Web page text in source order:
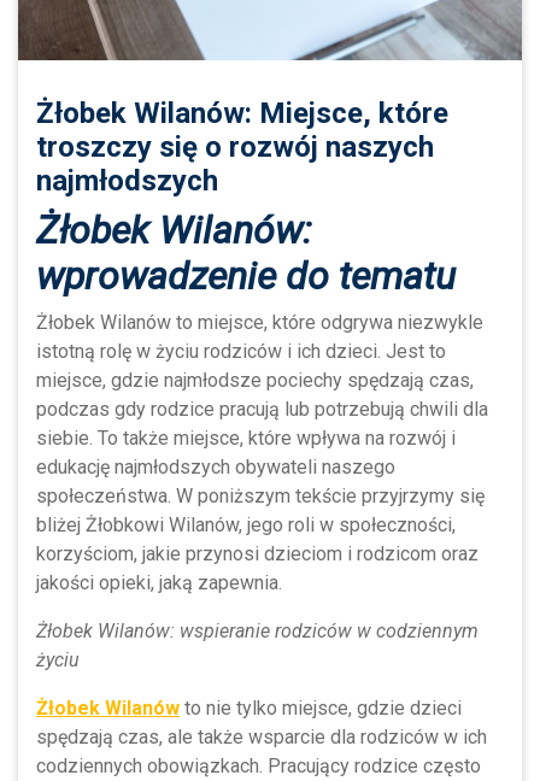
Żłobek Wilanów: Miejsce, które
troszczy się o rozwój naszych
najmłodszych
Żłobek Wilanów:
wprowadzenie do tematu
Żłobek Wilanów to miejsce, które odgrywa niezwykle
istotną rolę w życiu rodziców i ich dzieci. Jest to
miejsce, gdzie najmłodsze pociechy spędzają czas,
podczas gdy rodzice pracują lub potrzebują chwili dla
siebie. To także miejsce, które wpływa na rozwój i
edukację najmłodszych obywateli naszego
społeczeństwa. W poniższym tekście przyjrzymy się
bliżej Żłobkowi Wilanów, jego roli w społeczności,
korzyściom, jakie przynosi dzieciom i rodzicom oraz
jakości opieki, jaką zapewnia.
Żłobek Wilanów: wspieranie rodziców w codziennym
życiu
Żłobek Wilanów to nie tylko miejsce, gdzie dzieci
spędzają czas, ale także wsparcie dla rodziców w ich
codziennych obowiązkach. Pracujący rodzice często